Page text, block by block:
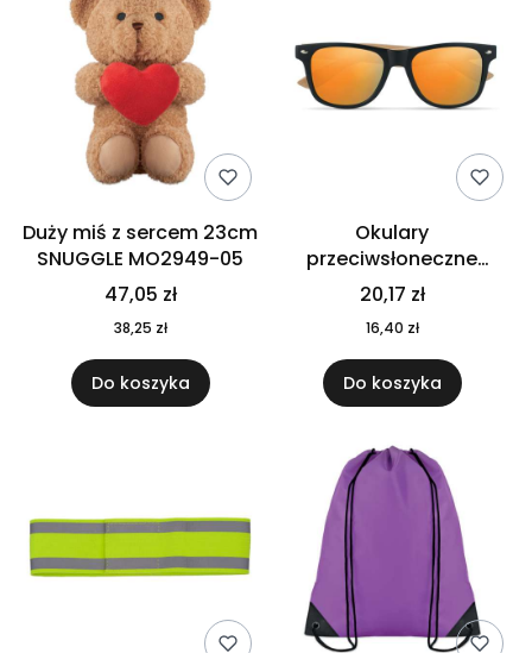
Duży miś z sercem 23cm
SNUGGLE MO2949-05
47,05 zł
38,25 zł
Do koszyka
Okulary
przeciwsłoneczne
CALIFORNIA TOUCH
MO9617-10
20,17 zł
16,40 zł
Do koszyka